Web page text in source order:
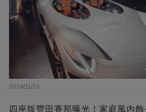
2024/11/18
四座版豐田賽那曝光！家庭風內